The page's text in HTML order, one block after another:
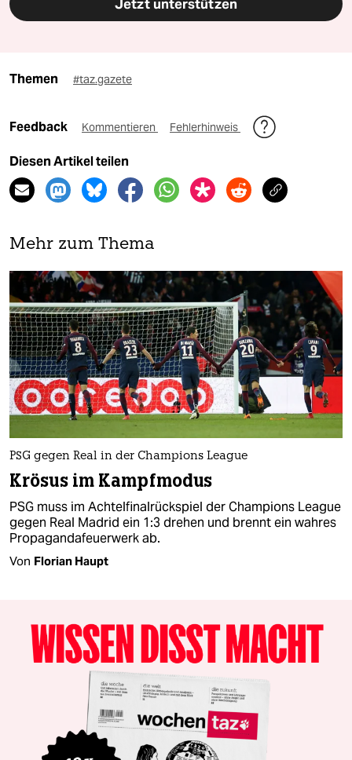
Jetzt unterstützen
Themen #taz.gazete
Feedback Kommentieren Fehlerhinweis
Diesen Artikel teilen
Mehr zum Thema
PSG gegen Real in der Champions League
Krösus im Kampfmodus
PSG muss im Achtelfinalrückspiel der Champions League
gegen Real Madrid ein 1:3 drehen und brennt ein wahres
Propagandafeuerwerk ab.
Von Florian Haupt